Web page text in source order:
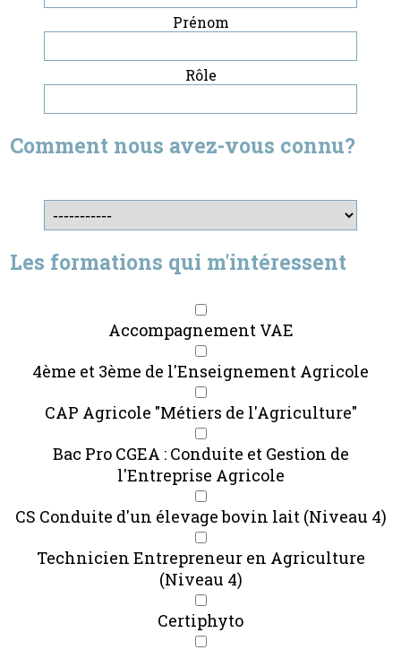
Prénom
Rôle
Comment nous avez-vous connu?
Les formations qui m'intéressent
Accompagnement VAE
4ème et 3ème de l'Enseignement Agricole
CAP Agricole "Métiers de l'Agriculture"
Bac Pro CGEA : Conduite et Gestion de
l'Entreprise Agricole
CS Conduite d'un élevage bovin lait (Niveau 4)
Technicien Entrepreneur en Agriculture
(Niveau 4)
Certiphyto